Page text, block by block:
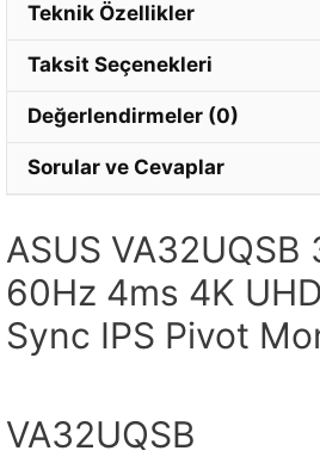
Teknik Özellikler
Taksit Seçenekleri
Değerlendirmeler (0)
Sorular ve Cevaplar
ASUS VA32UQSB
60Hz 4ms 4K
Sync IPS Pivot
VA32UQSB